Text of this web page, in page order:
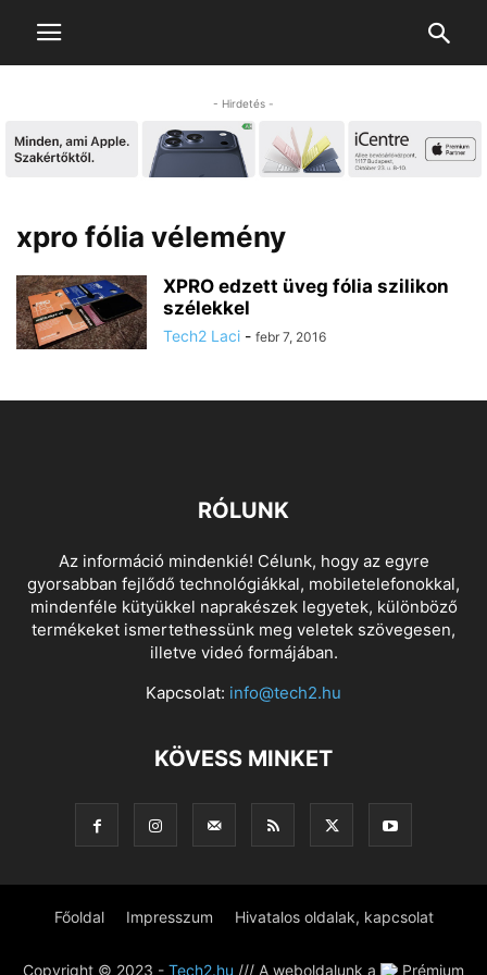
- Hirdetés -
xpro fólia vélemény
XPRO edzett üveg fólia szilikon
szélekkel
Tech2 Laci - febr 7, 2016
RÓLUNK
Az információ mindenkié! Célunk, hogy az egyre
gyorsabban fejlődő technológiákkal, mobiletelefonokkal,
mindenféle kütyükkel naprakészek legyetek, különböző
termékeket ismertethessünk meg veletek szövegesen,
illetve videó formájában.
Kapcsolat: info@tech2.hu
KÖVESS MINKET
Főoldal Impresszum Hivatalos oldalak, kapcsolat
Copyright © 2023 - Tech2.hu /// A weboldalunk a Prémium